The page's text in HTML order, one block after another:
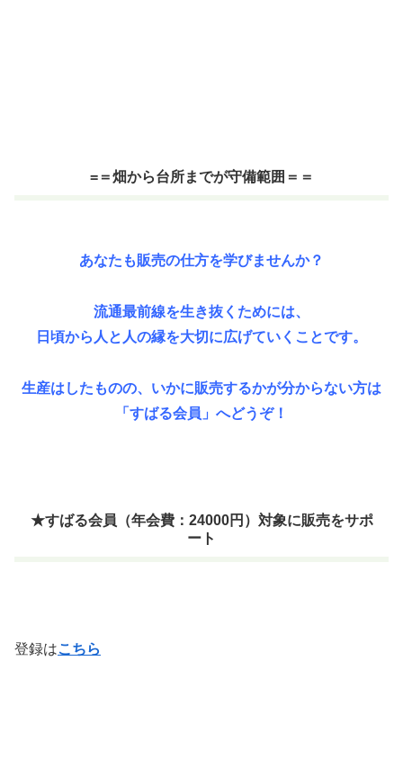
=＝畑から台所までが守備範囲＝＝
あなたも販売の仕方を学びませんか？
流通最前線を生き抜くためには、
日頃から人と人の縁を大切に広げていくことです。
生産はしたものの、いかに販売するかが分からない方は
「すばる会員」へどうぞ！
★すばる会員（年会費：24000円）対象に販売をサポ
ート
登録はこちら